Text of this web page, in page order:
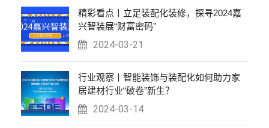
精彩看点丨立足装配化装修，探寻2024嘉
兴智装展“财富密码”
2024-03-21
行业观察丨智能装饰与装配化如何助力家
居建材行业“破卷”新生？
2024-03-14